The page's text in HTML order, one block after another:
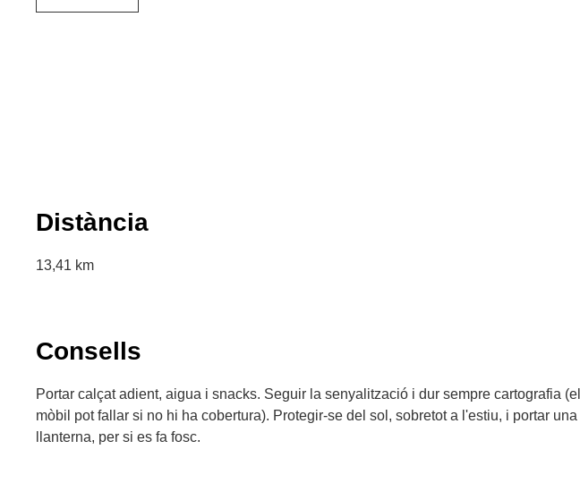
Distància
13,41 km
Consells
Portar calçat adient, aigua i snacks. Seguir la senyalització i dur sempre cartografia (el
mòbil pot fallar si no hi ha cobertura). Protegir-se del sol, sobretot a l'estiu, i portar una
llanterna, per si es fa fosc.